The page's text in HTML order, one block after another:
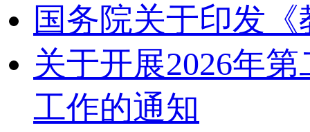
国务院关于印发
关于开展2026年
工作的通知